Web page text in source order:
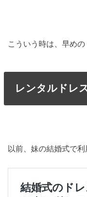
こういう時は、早めの
レンタルドレ
以前、妹の結婚式で利